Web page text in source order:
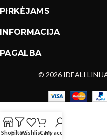
PIRKĖJAMS
INFORMACIJA
PAGALBA
© 2026 IDEALI
ShopFiltersWishlistCartMy account